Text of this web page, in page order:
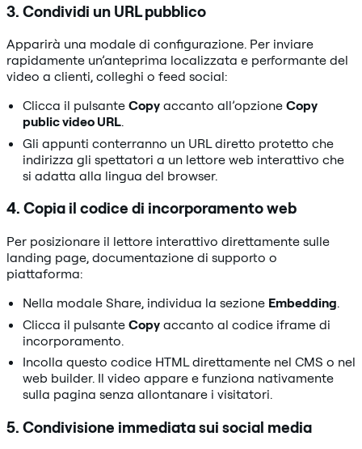
3. Condividi un URL pubblico
Apparirà una modale di configurazione. Per inviare
rapidamente un’anteprima localizzata e performante del
video a clienti, colleghi o feed social:
Clicca il pulsante Copy accanto all’opzione Copy
public video URL.
Gli appunti conterranno un URL diretto protetto che
indirizza gli spettatori a un lettore web interattivo che
si adatta alla lingua del browser.
4. Copia il codice di incorporamento web
Per posizionare il lettore interattivo direttamente sulle
landing page, documentazione di supporto o
piattaforma:
Nella modale Share, individua la sezione Embedding.
Clicca il pulsante Copy accanto al codice iframe di
incorporamento.
Incolla questo codice HTML direttamente nel CMS o nel
web builder. Il video appare e funziona nativamente
sulla pagina senza allontanare i visitatori.
5. Condivisione immediata sui social media